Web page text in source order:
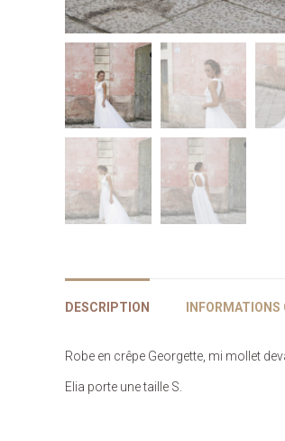
DESCRIPTION
Robe en crêpe Georgette, mi mollet
Elia porte une taille S.